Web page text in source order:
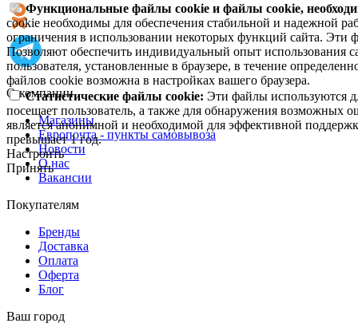
Функциональные файлы cookie и файлы cookie,
cookie необходимы для обеспечения стабильной и надежной
ограничения в использовании некоторых функций сайта. Эти
Позволяют обеспечить индивидуальный опыт использования
пользователя, установленные в браузере, в течение
файлов cookie возможна в настройках вашего браузера.
Статистические файлы cookie: Эти файлы используются
посещает пользователь, а также для обнаружения возможных
является анонимной и необходимой для эффективной
превышает 1 год.
Настроить
Принять
О компании
Магазины
Европочта - пункты самовывоза
Новости
О нас
Вакансии
Покупателям
Бренды
Доставка
Оплата
Оферта
Блог
Ваш город